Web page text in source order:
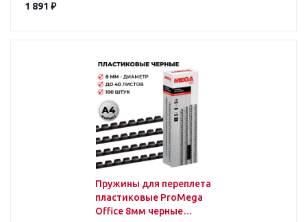
1 891 ₽
Пружины для переплета
пластиковые ProMega
Office 8мм черные